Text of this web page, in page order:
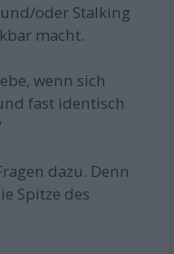
oder Stalking
macht.
wenn sich
fast identisch
dazu. Denn
Spitze des